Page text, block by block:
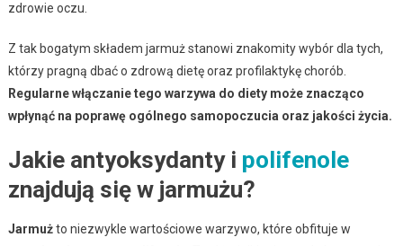
zdrowie oczu.
Z tak bogatym składem jarmuż stanowi znakomity wybór dla tych,
którzy pragną dbać o zdrową dietę oraz profilaktykę chorób.
Regularne włączanie tego warzywa do diety może znacząco
wpłynąć na poprawę ogólnego samopoczucia oraz jakości życia.
Jakie antyoksydanty i polifenole
znajdują się w jarmużu?
Jarmużto niezwykle wartościowe warzywo, które obfituje w